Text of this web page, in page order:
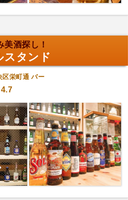
酒探し！
スタンド
区栄町通 バー
4.7